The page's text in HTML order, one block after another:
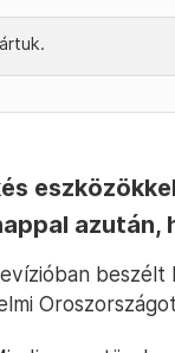
azután,